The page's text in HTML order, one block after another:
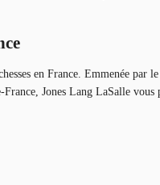
en France. Emmenée
Jones Lang LaSalle